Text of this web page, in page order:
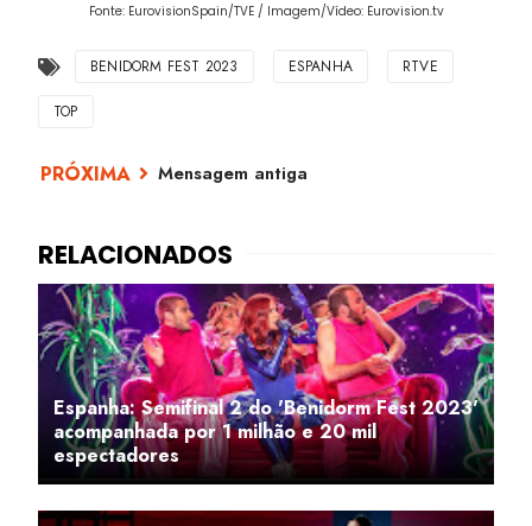
Fonte: EurovisionSpain/TVE / Imagem/Vídeo: Eurovision.tv
BENIDORM FEST 2023 ESPANHA RTVE
TOP
Mensagem antiga
Espanha: Semifinal 2 do 'Benidorm Fest 2023'
acompanhada por 1 milhão e 20 mil
espectadores